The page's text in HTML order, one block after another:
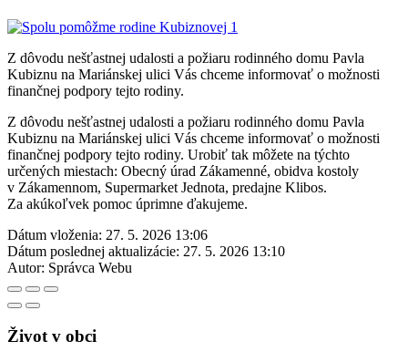
Z dôvodu nešťastnej udalosti a požiaru rodinného domu Pavla
Kubiznu na Mariánskej ulici Vás chceme informovať o možnosti
finančnej podpory tejto rodiny.
Z dôvodu nešťastnej udalosti a požiaru rodinného domu Pavla
Kubiznu na Mariánskej ulici Vás chceme informovať o možnosti
finančnej podpory tejto rodiny. Urobiť tak môžete na týchto
určených miestach: Obecný úrad Zákamenné, obidva kostoly
v Zákamennom, Supermarket Jednota, predajne Klibos.
Za akúkoľvek pomoc úprimne ďakujeme.
Dátum vloženia: 27. 5. 2026 13:06
Dátum poslednej aktualizácie: 27. 5. 2026 13:10
Autor: Správca Webu
Život v obci